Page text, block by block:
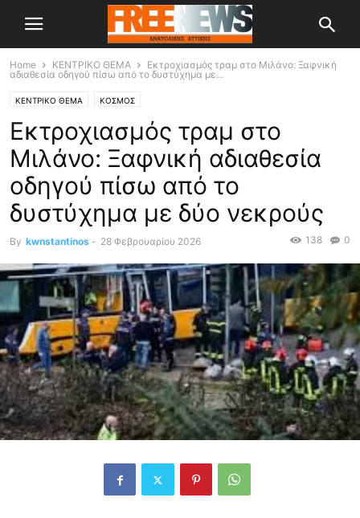
Home ΚΕΝΤΡΙΚΟ ΘΕΜΑ
Εκτροχιασμός τραμ στο Μιλάνο: Ξαφνική
αδιαθεσία οδηγού πίσω από το δυστύχημα με...
ΚΕΝΤΡΙΚΟ ΘΕΜΑ ΚΟΣΜΟΣ
Εκτροχιασμός τραμ στο
Μιλάνο: Ξαφνική αδιαθεσία
οδηγού πίσω από το
δυστύχημα με δύο νεκρούς
By kwnstantinos - 28 Φεβρουαρίου 2026 0
138